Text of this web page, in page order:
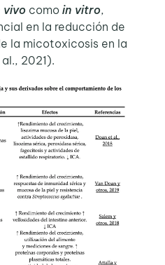
vivo como in vitro,
en la reducción de
la micotoxicosis en la
2021).